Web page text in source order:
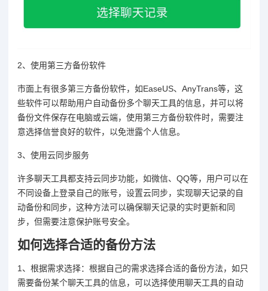
2、使用第三方备份软件
市面上有很多第三方备份软件，如EaseUS、AnyTrans等，这
些软件可以帮助用户自动备份多个聊天工具的信息，并可以将
备份文件保存在电脑或云端，使用第三方备份软件时，需要注
意选择信誉良好的软件，以免泄露个人信息。
3、使用云同步服务
许多聊天工具都支持云同步功能，如微信、QQ等，用户可以在
不同设备上登录自己的账号，设置云同步，实现聊天记录的自
动备份和同步，这种方法可以确保聊天记录的实时更新和同
步，但需要注意保护账号安全。
如何选择合适的备份方法
1、根据需求选择：根据自己的需求选择合适的备份方法，如只
需要备份某个聊天工具的信息，可以选择使用聊天工具的自动